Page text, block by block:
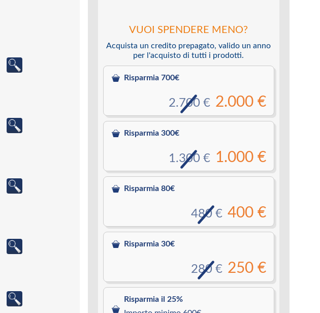
VUOI SPENDERE MENO?
Acquista un credito prepagato, valido un anno
per l'acquisto di tutti i prodotti.
Risparmia 700€
2.000 €
2.700 €
Risparmia 300€
1.000 €
1.300 €
Risparmia 80€
400 €
480 €
Risparmia 30€
250 €
280 €
Risparmia il 25%